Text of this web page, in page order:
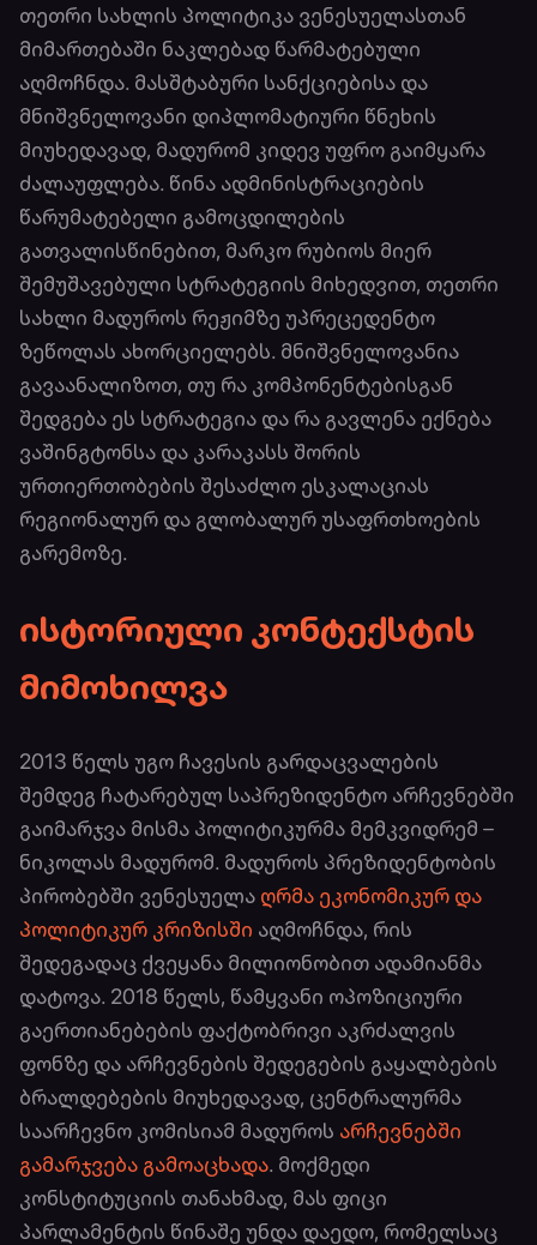
თეთრი სახლის პოლიტიკა ვენესუელასთან
მიმართებაში ნაკლებად წარმატებული
აღმოჩნდა. მასშტაბური სანქციებისა და
მნიშვნელოვანი დიპლომატიური წნეხის
მიუხედავად, მადურომ კიდევ უფრო გაიმყარა
ძალაუფლება. წინა ადმინისტრაციების
წარუმატებელი გამოცდილების
გათვალისწინებით, მარკო რუბიოს მიერ
შემუშავებული სტრატეგიის მიხედვით, თეთრი
სახლი მადუროს რეჟიმზე უპრეცედენტო
ზეწოლას ახორციელებს. მნიშვნელოვანია
გავაანალიზოთ, თუ რა კომპონენტებისგან
შედგება ეს სტრატეგია და რა გავლენა ექნება
ვაშინგტონსა და კარაკასს შორის
ურთიერთობების შესაძლო ესკალაციას
რეგიონალურ და გლობალურ უსაფრთხოების
გარემოზე.
ისტორიული კონტექსტის
მიმოხილვა
2013 წელს უგო ჩავესის გარდაცვალების
შემდეგ ჩატარებულ საპრეზიდენტო არჩევნებში
გაიმარჯვა მისმა პოლიტიკურმა მემკვიდრემ –
ნიკოლას მადურომ. მადუროს პრეზიდენტობის
პირობებში ვენესუელა ღრმა ეკონომიკურ და
პოლიტიკურ კრიზისში აღმოჩნდა, რის
შედეგადაც ქვეყანა მილიონობით ადამიანმა
დატოვა. 2018 წელს, წამყვანი ოპოზიციური
გაერთიანებების ფაქტობრივი აკრძალვის
ფონზე და არჩევნების შედეგების გაყალბების
ბრალდებების მიუხედავად, ცენტრალურმა
საარჩევნო კომისიამ მადუროს არჩევნებში
გამარჯვება გამოაცხადა. მოქმედი
კონსტიტუციის თანახმად, მას ფიცი
პარლამენტის წინაშე უნდა დაედო, რომელსაც